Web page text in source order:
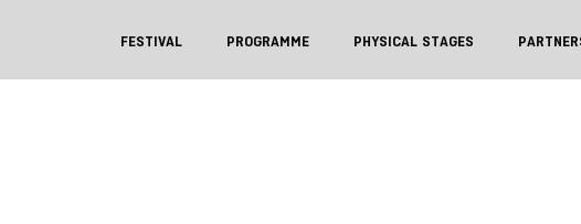
FESTIVAL PROGRAMME PHYSICAL STAGES